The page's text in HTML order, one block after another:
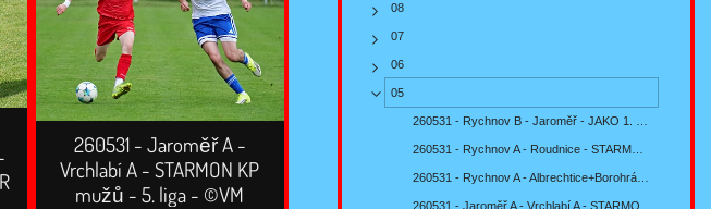
260531 - Jaroměř A -
Vrchlabí A - STARMON KP
mužů - 5. liga - ©VM
08
07
06
05
260531 - Rychnov A - Roudnice - STARMON KP mužů…
260531 - Rychnov A - Albrechtice+Borohrádek -…